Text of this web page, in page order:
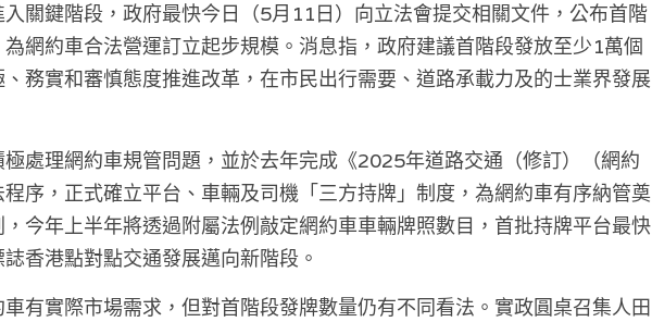
關鍵階段，政府最快今日（5月11日）向立法會提交相關文件，公布首階
網約車合法營運訂立起步規模。消息指，政府建議首階段發放至少1萬個
務實和審慎態度推進改革，在市民出行需要、道路承載力及的士業界發展
處理網約車規管問題，並於去年完成《2025年道路交通（修訂）（網約
序，正式確立平台、車輛及司機「三方持牌」制度，為網約車有序納管奠
今年上半年將透過附屬法例敲定網約車車輛牌照數目，首批持牌平台最快
香港點對點交通發展邁向新階段。
有實際市場需求，但對首階段發牌數量仍有不同看法。實政圓桌召集人田